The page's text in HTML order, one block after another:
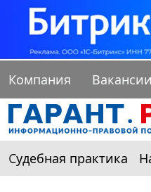
Компания Вакансии
Судебная практика